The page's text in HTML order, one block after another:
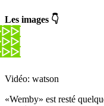
Les images 👇
Vidéo: watson
«Wemby» est resté